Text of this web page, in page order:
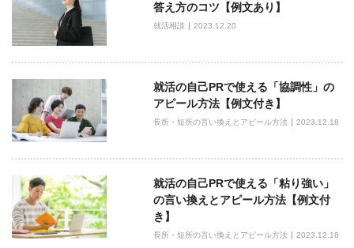
答え方のコツ【例文あり】
就活相談 2023.12.20
就活の自己PRで使える「協調性」の
アピール方法【例文付き】
長所・短所の言い換えとアピール方法 2023.12.18
就活の自己PRで使える「粘り強い」
の言い換えとアピール方法【例文付
き】
長所・短所の言い換えとアピール方法 2023.12.18